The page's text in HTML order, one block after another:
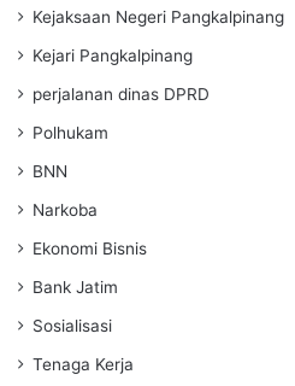
Kejaksaan Negeri Pangkalpinang
Kejari Pangkalpinang
perjalanan dinas DPRD
Polhukam
BNN
Narkoba
Ekonomi Bisnis
Bank Jatim
Sosialisasi
Tenaga Kerja